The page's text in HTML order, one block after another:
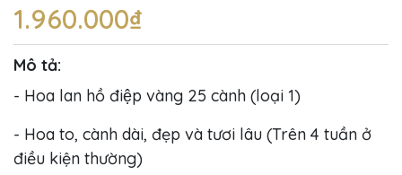
1.960.000₫
Mô tả:
- Hoa lan hồ điệp vàng 25 cành (loại 1)
- Hoa to, cành dài, đẹp và tươi lâu (Trên 4 tuần ở
điều kiện thường)